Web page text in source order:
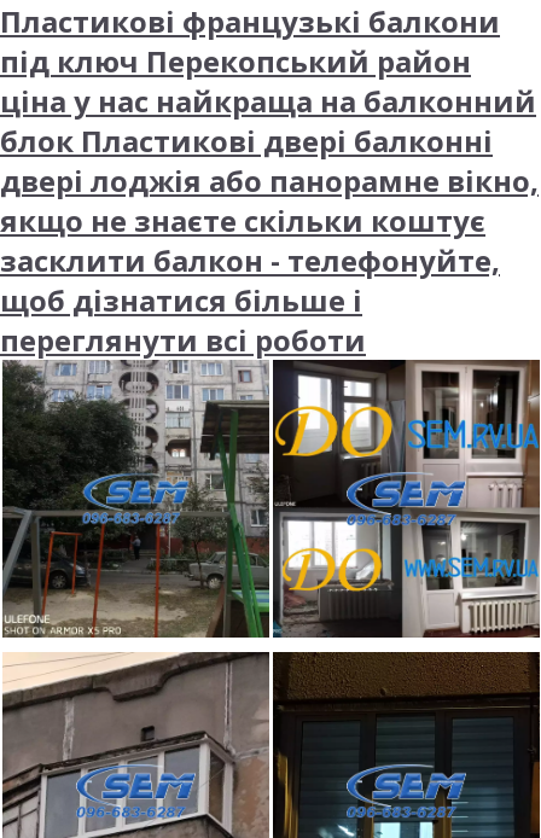
Пластикові французькі балкони
під ключ Перекопський район
ціна у нас найкраща на балконний
блок Пластикові двері балконні
двері лоджія або панорамне вікно,
якщо не знаєте скільки коштує
засклити балкон - телефонуйте,
щоб дізнатися більше і
переглянути всі роботи